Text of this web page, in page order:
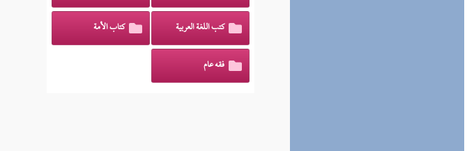
كتب اللغة العربية كتاب الأمة
فقه عام